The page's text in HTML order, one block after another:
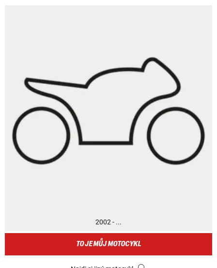
2002 - ...
TO JE MŮJ MOTOCYKL